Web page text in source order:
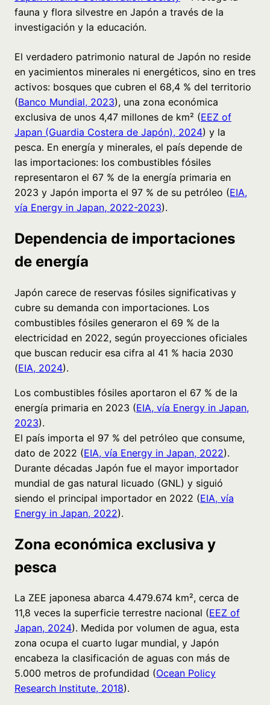
fauna y flora silvestre en Japón a través de la
investigación y la educación.
El verdadero patrimonio natural de Japón no reside
en yacimientos minerales ni energéticos, sino en tres
activos: bosques que cubren el 68,4 % del territorio
(Banco Mundial, 2023), una zona económica
exclusiva de unos 4,47 millones de km² (EEZ of
Japan (Guardia Costera de Japón), 2024) y la
pesca. En energía y minerales, el país depende de
las importaciones: los combustibles fósiles
representaron el 67 % de la energía primaria en
2023 y Japón importa el 97 % de su petróleo (EIA,
vía Energy in Japan, 2022-2023).
Dependencia de importaciones
de energía
Japón carece de reservas fósiles significativas y
cubre su demanda con importaciones. Los
combustibles fósiles generaron el 69 % de la
electricidad en 2022, según proyecciones oficiales
que buscan reducir esa cifra al 41 % hacia 2030
(EIA, 2024).
Los combustibles fósiles aportaron el 67 % de la
energía primaria en 2023 (EIA, vía Energy in Japan,
2023).
El país importa el 97 % del petróleo que consume,
dato de 2022 (EIA, vía Energy in Japan, 2022).
Durante décadas Japón fue el mayor importador
mundial de gas natural licuado (GNL) y siguió
siendo el principal importador en 2022 (EIA, vía
Energy in Japan, 2022).
Zona económica exclusiva y
pesca
La ZEE japonesa abarca 4.479.674 km², cerca de
11,8 veces la superficie terrestre nacional (EEZ of
Japan, 2024). Medida por volumen de agua, esta
zona ocupa el cuarto lugar mundial, y Japón
encabeza la clasificación de aguas con más de
5.000 metros de profundidad (Ocean Policy
Research Institute, 2018).